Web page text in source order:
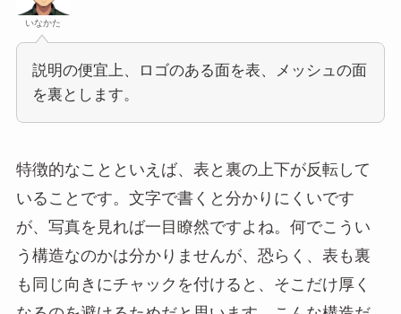
いなかた
説明の便宜上、ロゴのある面を表、メッシュの面
を裏とします。
特徴的なことといえば、表と裏の上下が反転して
いることです。文字で書くと分かりにくいです
が、写真を見れば一目瞭然ですよね。何でこうい
う構造なのかは分かりませんが、恐らく、表も裏
も同じ向きにチャックを付けると、そこだけ厚く